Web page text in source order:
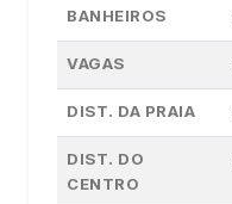
BANHEIROS
VAGAS
DIST. DA PRAIA
DIST. DO
CENTRO